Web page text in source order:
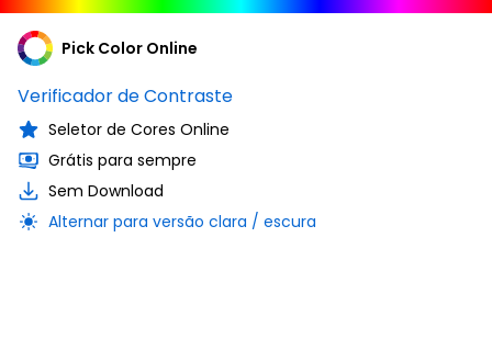
Pick Color Online
Verificador de Contraste
Seletor de Cores Online
Grátis para sempre
Sem Download
Alternar para versão clara / escura